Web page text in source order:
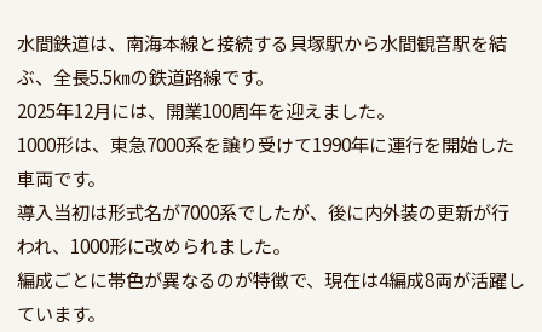
水間鉄道は、南海本線と接続する貝塚駅から水間観音駅を結
ぶ、全長5.5㎞の鉄道路線です。
2025年12月には、開業100周年を迎えました。
1000形は、東急7000系を譲り受けて1990年に運行を開始した
車両です。
導入当初は形式名が7000系でしたが、後に内外装の更新が行
われ、1000形に改められました。
編成ごとに帯色が異なるのが特徴で、現在は4編成8両が活躍し
ています。